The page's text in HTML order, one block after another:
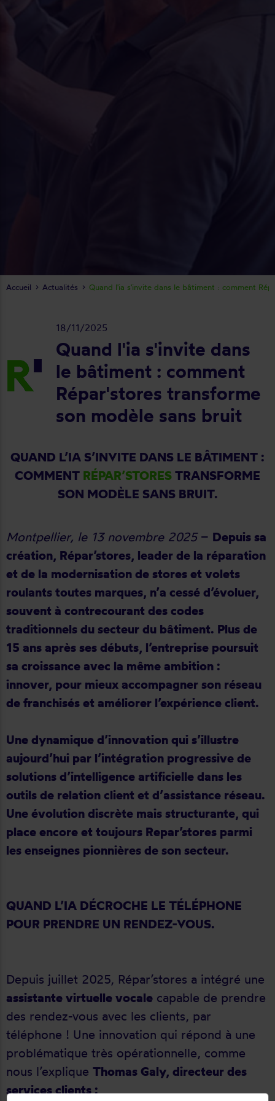
18/11/2025
Quand l'ia s'invite dans
le bâtiment : comment
Répar'stores transforme
son modèle sans bruit
QUAND L’IA S’INVITE DANS LE BÂTIMENT :
COMMENT RÉPAR’STORES TRANSFORME
SON MODÈLE SANS BRUIT.
Montpellier, le 13 novembre 2025– Depuis sa
création, Répar’stores, leader de la réparation
et de la modernisation de stores et volets
roulants toutes marques, n’a cessé d’évoluer,
souvent à contrecourant des codes
traditionnels du secteur du bâtiment. Plus de
15 ans après ses débuts, l’entreprise poursuit
sa croissance avec la même ambition :
innover, pour mieux accompagner son réseau
de franchisés et améliorer l’expérience client.
Une dynamique d’innovation qui s’illustre
aujourd’hui par l’intégration progressive de
solutions d’intelligence artificielle dans les
outils de relation client et d’assistance réseau.
Une évolution discrète mais structurante, qui
place encore et toujours Repar’stores parmi
les enseignes pionnières de son secteur.
QUAND L’IA DÉCROCHE LE TÉLÉPHONE
POUR PRENDRE UN RENDEZ-VOUS.
Depuis juillet 2025, Répar’stores a intégré une
assistante virtuelle vocale capable de prendre
des rendez-vous avec les clients, par
téléphone ! Une innovation qui répond à une
problématique très opérationnelle, comme
nous l’explique Thomas Galy, directeur des
services clients :
Accueil Actualités Quand l'ia s'invite dans le bâtiment : comment